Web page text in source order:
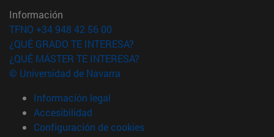
Información
TFNO +34 948 42 56 00
¿QUÉ GRADO TE INTERESA?
¿QUÉ MÁSTER TE INTERESA?
© Universidad de Navarra
Información legal
Accesibilidad
Configuración de cookies